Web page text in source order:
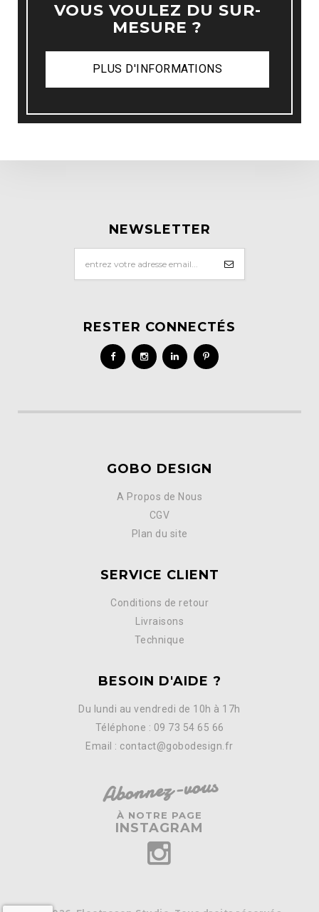
VOUS VOULEZ DU SUR-
MESURE ?
PLUS D'INFORMATIONS
NEWSLETTER
RESTER CONNECTÉS
GOBO DESIGN
A Propos de Nous
CGV
Plan du site
SERVICE CLIENT
Conditions de retour
Livraisons
Technique
BESOIN D'AIDE ?
Du lundi au vendredi de 10h à 17h
Téléphone : 09 73 54 65 66
Email : contact@gobodesign.fr
Abonnez-vous
À NOTRE PAGE
INSTAGRAM